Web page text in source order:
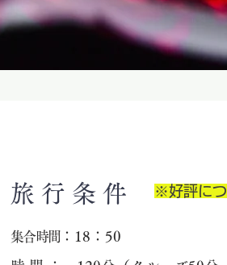
集合時間：18：50
​旅 行 条 件 ​※好評に